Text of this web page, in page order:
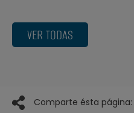
VER TODAS
Comparte ésta página: